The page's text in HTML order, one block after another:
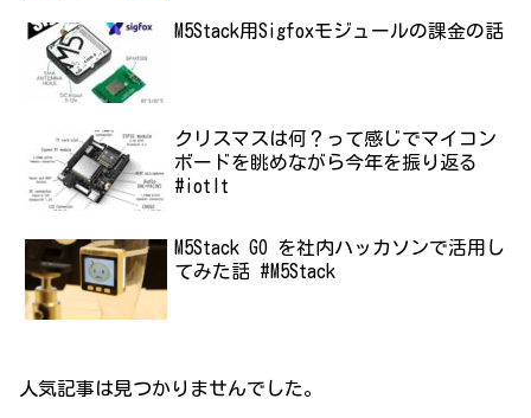
M5Stack用Sigfoxモジュールの課金の話
クリスマスは何？って感じでマイコン
ボードを眺めながら今年を振り返る
#iotlt
M5Stack GO を社内ハッカソンで活用し
てみた話 #M5Stack
人気記事は見つかりませんでした。